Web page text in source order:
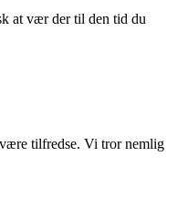
at vær der til den tid du
tilfredse. Vi tror nemlig